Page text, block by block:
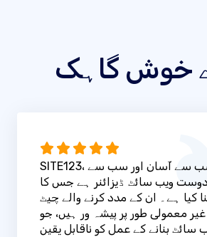
خوش گاہک
SITE123، بلا شبہ، سب سے آسان اور سب سے
ویب سائٹ ڈیزائنر ہے جس کا
کیا ہے۔ ان کے مدد کرنے والے چیٹ
معمولی طور پر پیشہ ور ہیں، جو
سائٹ بنانے کے عمل کو ناقابل یقین